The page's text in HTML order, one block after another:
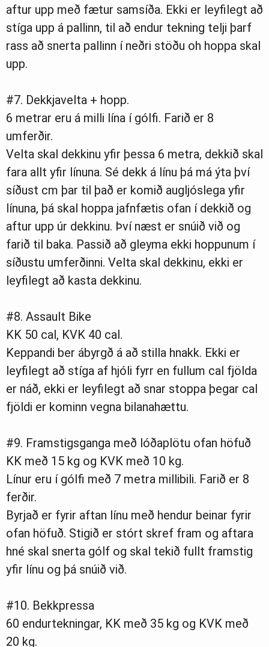
aftur upp með fætur samsíða. Ekki er leyfilegt að
stíga upp á pallinn, til að endur tekning telji þarf
rass að snerta pallinn í neðri stöðu oh hoppa skal
upp.
#7. Dekkjavelta + hopp.
6 metrar eru á milli lína í gólfi. Farið er 8
umferðir.
Velta skal dekkinu yfir þessa 6 metra, dekkið skal
fara allt yfir línuna. Sé dekk á línu þá má ýta því
síðust cm þar til það er komið augljóslega yfir
línuna, þá skal hoppa jafnfætis ofan í dekkið og
aftur upp úr dekkinu. Því næst er snúið við og
farið til baka. Passið að gleyma ekki hoppunum í
síðustu umferðinni. Velta skal dekkinu, ekki er
leyfilegt að kasta dekkinu.
#8. Assault Bike
KK 50 cal, KVK 40 cal.
Keppandi ber ábyrgð á að stilla hnakk. Ekki er
leyfilegt að stíga af hjóli fyrr en fullum cal fjölda
er náð, ekki er leyfilegt að snar stoppa þegar cal
fjöldi er kominn vegna bilanahættu.
#9. Framstigsganga með lóðaplötu ofan höfuð
KK með 15 kg og KVK með 10 kg.
Línur eru í gólfi með 7 metra millibili. Farið er 8
ferðir.
Byrjað er fyrir aftan línu með hendur beinar fyrir
ofan höfuð. Stigið er stórt skref fram og aftara
hné skal snerta gólf og skal tekið fullt framstig
yfir línu og þá snúið við.
#10. Bekkpressa
60 endurtekningar, KK með 35 kg og KVK með
20 kg.